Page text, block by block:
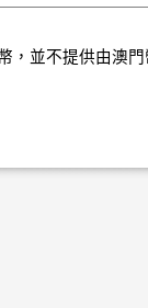
，並不提供由澳